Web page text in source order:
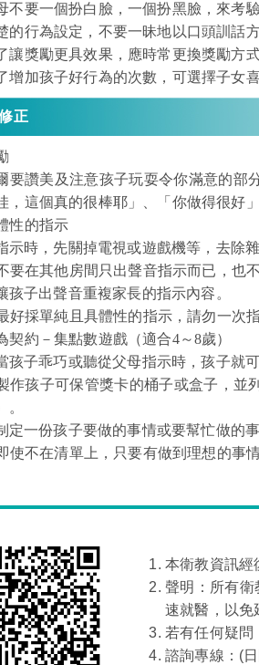
不要一個扮白臉，一個扮黑臉，來考
的行為設定，不要一昧地以口頭訓話
讓獎勵更具效果，應時常更換獎勵方
增加孩子好行為的次數，可選擇子女
正
要讚美及注意孩子玩耍令你滿意的部
，這個真的很棒耶」、「你做得很好
性的指示
示時，先關掉電視或遊戲機等，去除
要在其他房間只出聲音指示而已，也
孩子出聲音重複家長的指示內容。
好採單純且具體性的指示，請勿一次
契約－集點數遊戲（適合4～8歲）
孩子乖巧或聽從父母指示時，孩子就
作孩子可保管獎卡的桶子或盒子，並
。
定一份孩子要做的事情或要幫忙做的
使不在清單上，只要有做到理想的事
本衛教資訊經
聲明：所有衛
速就醫，以免
若有任何疑問
諮詢專線：(